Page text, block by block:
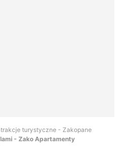
turystyczne - Zakopane
- Zako Apartamenty